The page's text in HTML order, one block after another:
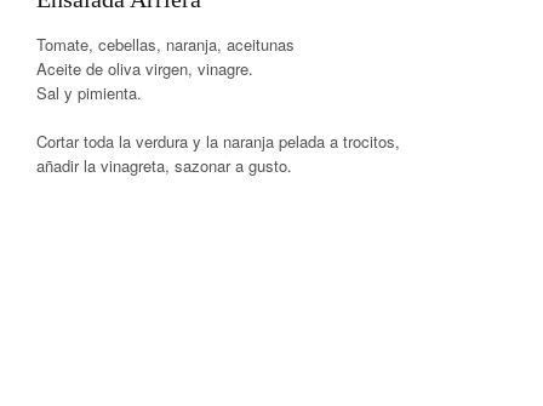
Tomate, cebellas, naranja, aceitunas
Aceite de oliva virgen, vinagre.
Sal y pimienta.
Cortar toda la verdura y la naranja pelada a trocitos,
añadir la vinagreta, sazonar a gusto.